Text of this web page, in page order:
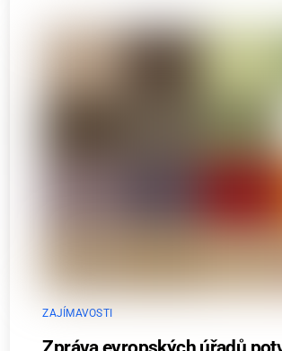
ZAJÍMAVOSTI